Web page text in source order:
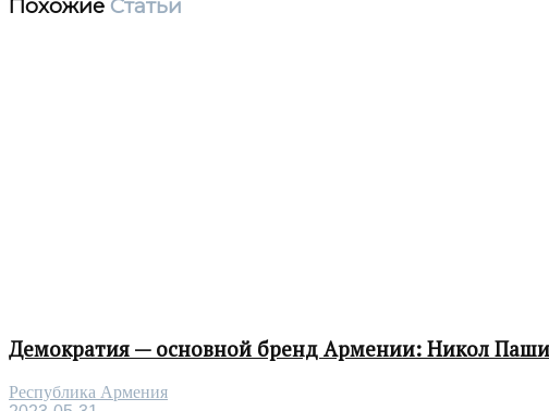
Похожие Статьи
Демократия — основной бренд Армении: Никол
Республика Армения